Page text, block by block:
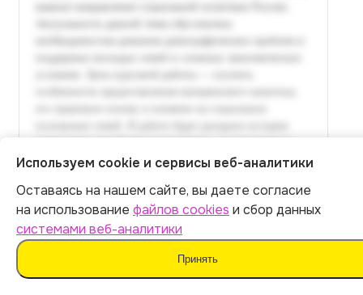
Итог:449р.
Оплатить
Используем cookie и сервисы веб-аналитики
Оставаясь на нашем сайте, вы даете согласие
на использование файлов cookies и сбор данных
системами веб-аналитики
Принять